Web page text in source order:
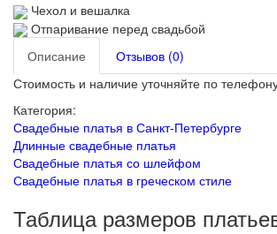
Чехол и вешалка
Отпаривание перед свадьбой
Описание
Отзывов (0)
Стоимость и наличие уточняйте по
Категория:
Свадебные платья в Санкт-Петербурге
Длинные свадебные платья
Свадебные платья со шлейфом
Свадебные платья в греческом стиле
Таблица размеров